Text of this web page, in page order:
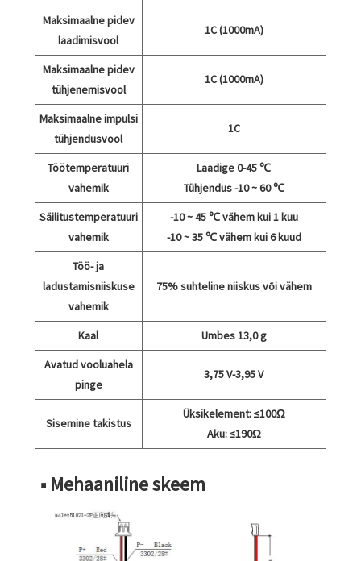
Maksimaalne pidev
laadimisvool
1C (1000mA)
Maksimaalne pidev
tühjenemisvool
1C (1000mA)
Maksimaalne impulsi
tühjendusvool
1C
Töötemperatuuri
vahemik
Laadige 0-45 ℃
Tühjendus -10 ~ 60 ℃
Säilitustemperatuuri
vahemik
-10 ~ 45 ℃ vähem kui 1 kuu
-10 ~ 35 ℃ vähem kui 6 kuud
Töö- ja
ladustamisniiskuse
vahemik
75% suhteline niiskus või vähem
Kaal
Umbes 13,0 g
Avatud vooluahela
pinge
3,75 V-3,95 V
Sisemine takistus
Üksikelement: ≤100Ω
Aku: ≤190Ω
■ Mehaaniline skeem